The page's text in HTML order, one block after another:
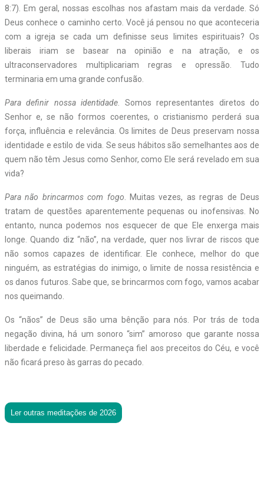
8:7). Em geral, nossas escolhas nos afastam mais da verdade. Só
Deus conhece o caminho certo. Você já pensou no que aconteceria
com a igreja se cada um definisse seus limites ­espirituais? Os
liberais iriam se basear na opinião e na atração, e os
ultraconservadores multiplicariam regras e opressão. Tudo
terminaria em uma grande confusão.
Para definir nossa identidade . Somos representantes diretos do
Senhor e, se não formos coerentes, o cristianismo perderá sua
força, influência e relevância. Os limites de Deus preservam nossa
identidade e estilo de vida. Se seus hábitos são semelhantes aos de
quem não têm Jesus como Senhor, como Ele será revelado em sua
vida?
Para não brincarmos com fogo . Muitas vezes, as regras de Deus
tratam de questões aparentemente pequenas ou inofensivas. No
entanto, nunca podemos nos esquecer de que Ele enxerga mais
longe. Quando diz “não”, na verdade, quer nos livrar de riscos que
não somos capazes de identificar. Ele conhece, melhor do que
ninguém, as estratégias do inimigo, o limite de nossa resistência e
os danos futuros. Sabe que, se brincarmos com fogo, vamos acabar
nos queimando.
Os “nãos” de Deus são uma bênção para nós. Por trás de toda
negação divina, há um sonoro “sim” amoroso que garante nossa
liberdade e felicidade. Permaneça fiel aos preceitos do Céu, e você
não ficará preso às garras do pecado.
Ler outras meditações de 2026